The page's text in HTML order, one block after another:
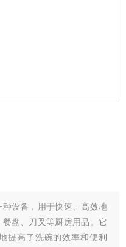
设备，用于快速、高效地
盘、刀叉等厨房用品。它
提高了洗碗的效率和便利